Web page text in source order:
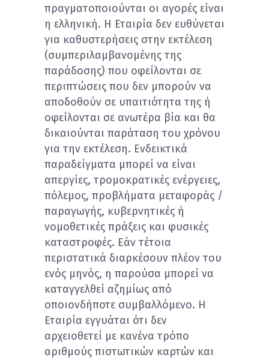
πραγματοποιούνται οι αγορές είναι
η ελληνική. Η Εταιρία δεν ευθύνεται
για καθυστερήσεις στην εκτέλεση
(συμπεριλαμβανομένης της
παράδοσης) που οφείλονται σε
περιπτώσεις που δεν μπορούν να
αποδοθούν σε υπαιτιότητα της ή
οφείλονται σε ανωτέρα βία και θα
δικαιούνται παράταση του χρόνου
για την εκτέλεση. Ενδεικτικά
παραδείγματα μπορεί να είναι
απεργίες, τρομοκρατικές ενέργειες,
πόλεμος, προβλήματα μεταφοράς /
παραγωγής, κυβερνητικές ή
νομοθετικές πράξεις και φυσικές
καταστροφές. Εάν τέτοια
περιστατικά διαρκέσουν πλέον του
ενός μηνός, η παρούσα μπορεί να
καταγγελθεί αζημίως από
οποιονδήποτε συμβαλλόμενο. Η
Εταιρία εγγυάται ότι δεν
αρχειοθετεί με κανένα τρόπο
αριθμούς πιστωτικών καρτών και